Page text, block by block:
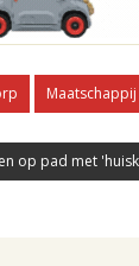
Maatschappij
op pad met